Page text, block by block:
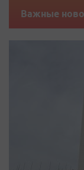
Важные